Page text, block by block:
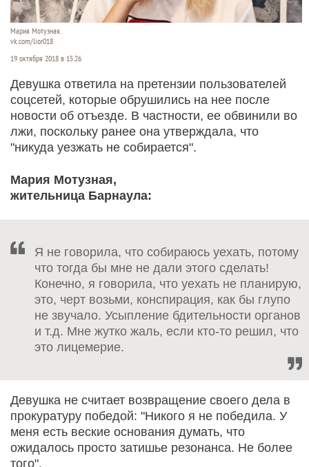
Мария Мотузная.
vk.com/lior018
19 октября 2018 в 15:26
Девушка ответила на претензии пользователей
соцсетей, которые обрушились на нее после
новости об отъезде. В частности, ее обвинили во
лжи, поскольку ранее она утверждала, что
"никуда уезжать не собирается".
Мария Мотузная,
жительница Барнаула:
Я не говорила, что собираюсь уехать, потому
что тогда бы мне не дали этого сделать!
Конечно, я говорила, что уехать не планирую,
это, черт возьми, конспирация, как бы глупо
не звучало. Усыпление бдительности органов
и т.д. Мне жутко жаль, если кто-то решил, что
это лицемерие.
Девушка не считает возвращение своего дела в
прокуратуру победой: "Никого я не победила. У
меня есть веские основания думать, что
ожидалось просто затишье резонанса. Не более
того".